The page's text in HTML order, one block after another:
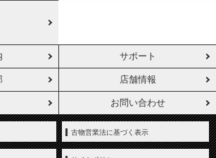
サポート
店舗情報
お問い合わせ
古物営業法に基づく表示